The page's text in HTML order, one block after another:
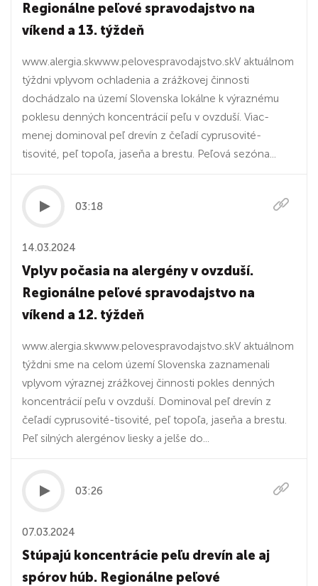
Regionálne peľové spravodajstvo na
víkend a 13. týždeň
www.alergia.skwww.pelovespravodajstvo.skV aktuálnom
týždni vplyvom ochladenia a zrážkovej činnosti
dochádzalo na území Slovenska lokálne k výraznému
poklesu denných koncentrácií peľu v ovzduší. Viac-
menej dominoval peľ drevín z čeľadí cyprusovité-
tisovité, peľ topoľa, jaseňa a brestu. Peľová sezóna...
03:18
14.03.2024
Vplyv počasia na alergény v ovzduší.
Regionálne peľové spravodajstvo na
víkend a 12. týždeň
www.alergia.skwww.pelovespravodajstvo.skV aktuálnom
týždni sme na celom území Slovenska zaznamenali
vplyvom výraznej zrážkovej činnosti pokles denných
koncentrácií peľu v ovzduší. Dominoval peľ drevín z
čeľadí cyprusovité-tisovité, peľ topoľa, jaseňa a brestu.
Peľ silných alergénov liesky a jelše do...
03:26
07.03.2024
Stúpajú koncentrácie peľu drevín ale aj
spórov húb. Regionálne peľové